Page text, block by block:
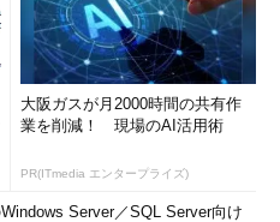
」以下に作られるディレクトリ
下の[プロトコル - TCP/UDP
出され保存されているはずであ
大阪ガスが月2000時間の共有作
業を削減！ 現場のAI活用術
PR(ITmedia エンタープライズ)
Server／SQL Server向け